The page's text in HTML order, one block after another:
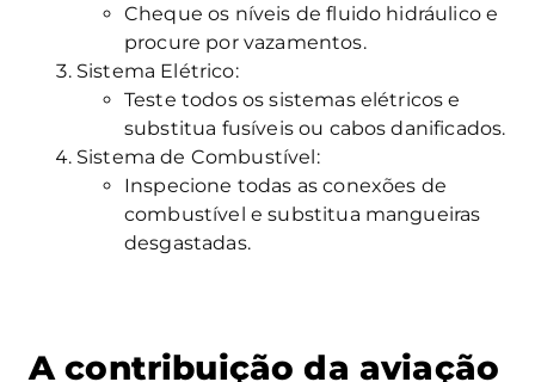
Cheque os níveis de fluido hidráulico e
procure por vazamentos.
Sistema Elétrico:
Teste todos os sistemas elétricos e
substitua fusíveis ou cabos danificados.
Sistema de Combustível:
Inspecione todas as conexões de
combustível e substitua mangueiras
desgastadas.
A contribuição da aviação